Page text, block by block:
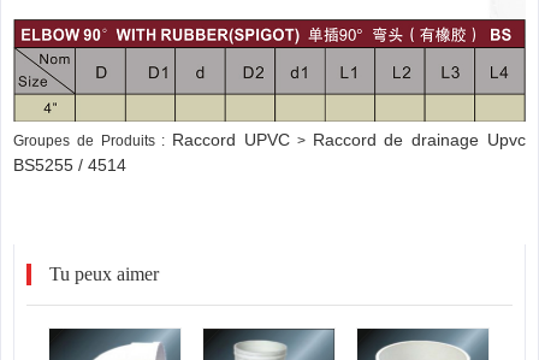
Groupes de Produits : Raccord UPVC > Raccord de drainage Upvc
BS5255 / 4514
Tu peux aimer